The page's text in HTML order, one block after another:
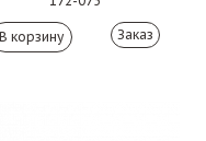
Заказ